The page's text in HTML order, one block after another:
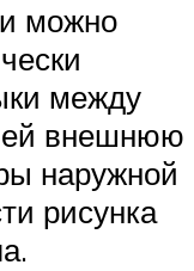
можно
между
ей внешнюю
наружной
рисунка